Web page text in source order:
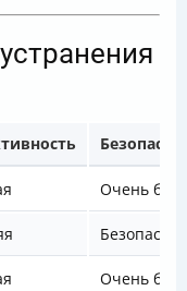
Очень
Безопасна
Очень